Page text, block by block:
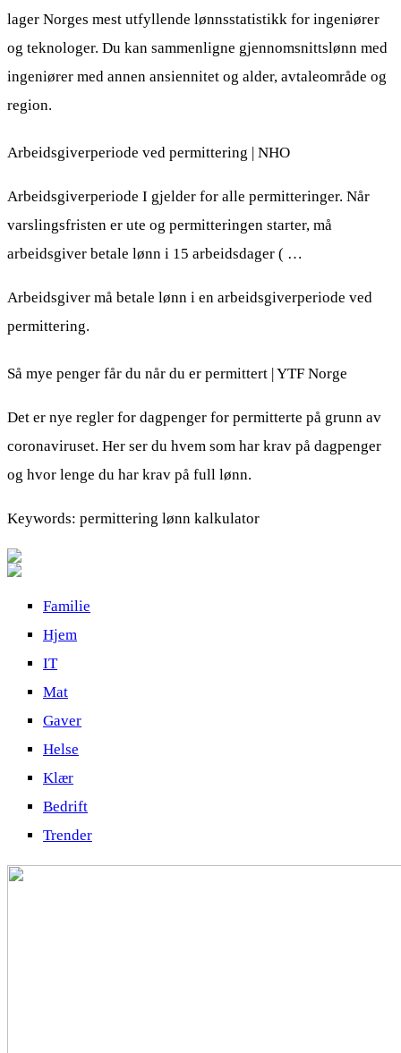
lager Norges mest utfyllende lønnsstatistikk for ingeniører
og teknologer. Du kan sammenligne gjennomsnittslønn med
ingeniører med annen ansiennitet og alder, avtaleområde og
region.
Arbeidsgiverperiode ved permittering | NHO
Arbeidsgiverperiode I gjelder for alle permitteringer. Når
varslingsfristen er ute og permitteringen starter, må
arbeidsgiver betale lønn i 15 arbeidsdager ( …
Arbeidsgiver må betale lønn i en arbeidsgiverperiode ved
permittering.
Så mye penger får du når du er permittert | YTF Norge
Det er nye regler for dagpenger for permitterte på grunn av
coronaviruset. Her ser du hvem som har krav på dagpenger
og hvor lenge du har krav på full lønn.
Keywords: permittering lønn kalkulator
Familie
Hjem
IT
Mat
Gaver
Helse
Klær
Bedrift
Trender